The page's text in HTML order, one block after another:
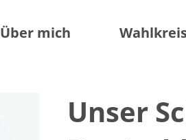
Über mich
Unser